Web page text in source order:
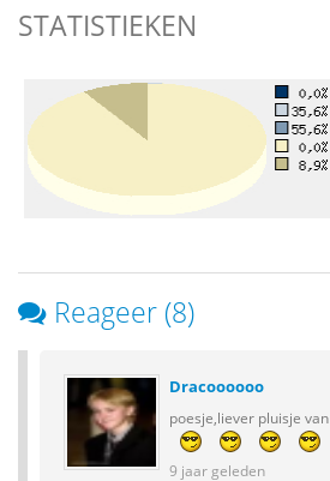
STATISTIEKEN
Reageer (8)
Dracoooooo
poesje,liever pluisje
9 jaar geleden